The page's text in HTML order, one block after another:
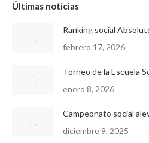
Últimas noticias
Ranking social
febrero 17, 2026
Torneo de la Escuela
enero 8, 2026
Campeonato social
diciembre 9, 2025